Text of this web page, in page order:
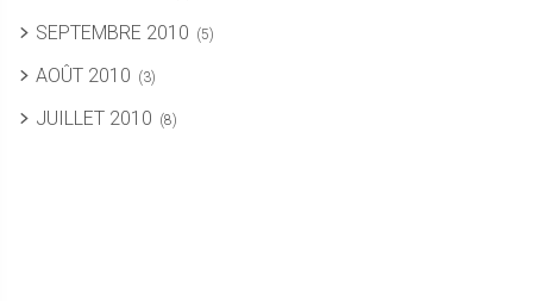
SEPTEMBRE 2010 (5)
AOÛT 2010 (3)
JUILLET 2010 (8)